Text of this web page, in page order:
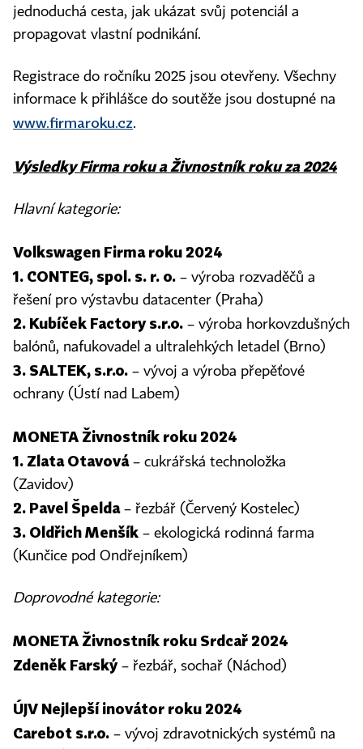
jednoduchá cesta, jak ukázat svůj potenciál a
propagovat vlastní podnikání.
Registrace do ročníku 2025 jsou otevřeny. Všechny
informace k přihlášce do soutěže jsou dostupné na
www.firmaroku.cz.
Výsledky Firma roku a Živnostník roku za 2024
Hlavní kategorie:
Volkswagen Firma roku 2024
1. CONTEG, spol. s. r. o. – výroba rozvaděčů a
řešení pro výstavbu datacenter (Praha)
2. Kubíček Factory s.r.o. – výroba horkovzdušných
balónů, nafukovadel a ultralehkých letadel (Brno)
3. SALTEK, s.r.o. – vývoj a výroba přepěťové
ochrany (Ústí nad Labem)
MONETA Živnostník roku 2024
1. Zlata Otavová– cukrářská technoložka
(Zavidov)
2. Pavel Špelda– řezbář (Červený Kostelec)
3. Oldřich Menšík – ekologická rodinná farma
(Kunčice pod Ondřejníkem)
Doprovodné kategorie:
MONETA Živnostník roku Srdcař 2024
Zdeněk Farský– řezbář, sochař (Náchod)
ÚJV Nejlepší inovátor roku 2024
Carebot s.r.o. – vývoj zdravotnických systémů na